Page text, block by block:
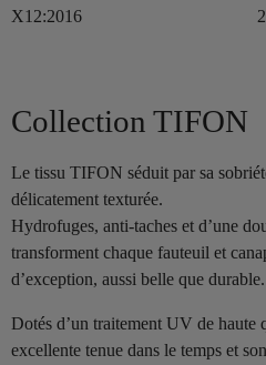
X12:2016
Collection TIFON
Le tissu TIFON séduit par sa
délicatement texturée.
Hydrofuges, anti-taches et d’une
transforment chaque fauteuil et
d’exception, aussi belle que durable.
Dotés d’un traitement UV de haute
excellente tenue dans le temps et